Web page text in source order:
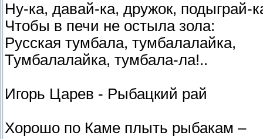
Ну-ка, давай-ка, дружок, подыграй-
Чтобы в печи не остыла зола:
Русская тумбала, тумбалалайка,
Тумбалалайка, тумбала-ла!..
Игорь Царев - Рыбацкий рай
Хорошо по Каме плыть рыбакам –